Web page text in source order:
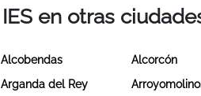
IES en otras
Alcobendas Alcorcón
Arganda del Rey